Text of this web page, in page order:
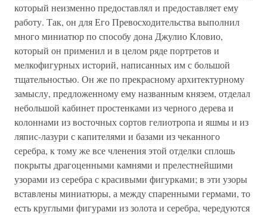
который неизменно предоставлял и предоставляет ему
работу. Так, он для Его Превосходительства выполнил
много миниатюр по способу дона Джулио Кловио,
который он применил и в целом ряде портретов и
мелкофигурных историй, написанных им с большой
тщательностью. Он же по прекрасному архитектурному
замыслу, предложенному ему названным князем, отделал
небольшой кабинет простенками из черного дерева и
колоннами из восточных сортов гелиотропа и яшмы и из
ляпис-лазури с капителями и базами из чеканного
серебра, к тому же все членения этой отделки сплошь
покрыты драгоценными камнями и прелестнейшими
узорами из серебра с красивыми фигурками; в эти узоры
вставлены миниатюры, а между спаренными гермами, то
есть круглыми фигурами из золота и серебра, чередуются